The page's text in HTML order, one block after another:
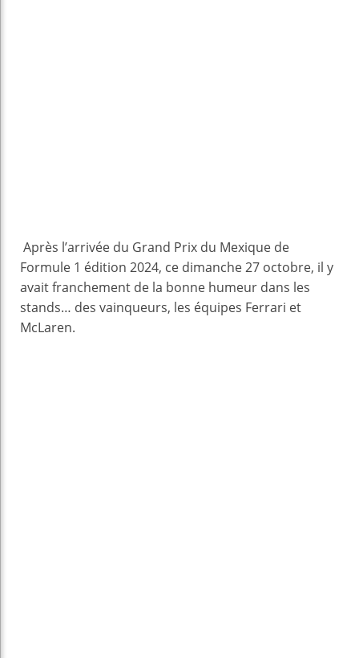
Après l’arrivée du Grand Prix du Mexique de
Formule 1 édition 2024, ce dimanche 27 octobre, il y
avait franchement de la bonne humeur dans les
stands… des vainqueurs, les équipes Ferrari et
McLaren.